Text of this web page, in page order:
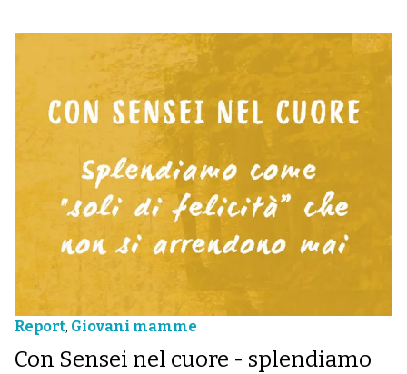
Report, Giovani mamme
Con Sensei nel cuore - splendiamo